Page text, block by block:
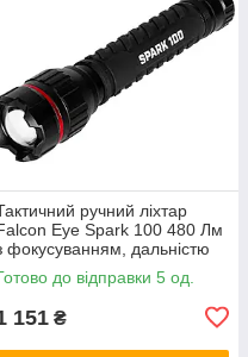
ручний ліхтар
Eye Spark 100 480 Лм
фокусуванням, дальністю
м і живленням 2×AA,
до відправки 5 од.
151 ₴